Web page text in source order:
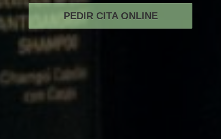
PEDIR CITA ONLINE